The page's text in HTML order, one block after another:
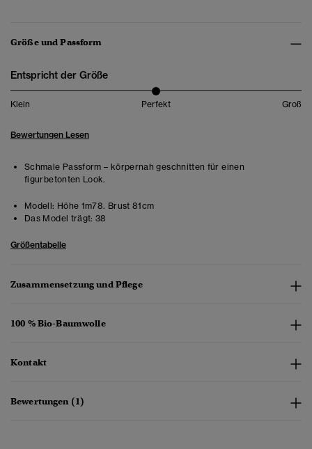
Größe und Passform
Entspricht der Größe
Klein Perfekt Groß
Bewertungen Lesen
Schmale Passform – körpernah geschnitten für einen
figurbetonten Look.
Modell: Höhe 1m78. Brust 81cm
Das Model trägt: 38
Größentabelle
Zusammensetzung und Pflege
100 % Bio-Baumwolle
Kontakt
Bewertungen (1)